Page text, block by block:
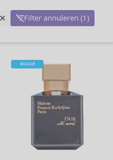
Filter annuleren (1)
BAZAAR